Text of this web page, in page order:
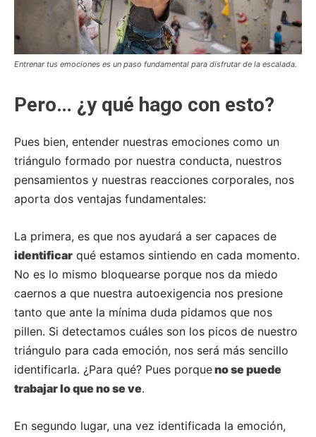
Entrenar tus emociones es un paso fundamental para disfrutar de la escalada.
Pero… ¿y qué hago con esto?
Pues bien, entender nuestras emociones como un
triángulo formado por nuestra conducta, nuestros
pensamientos y nuestras reacciones corporales, nos
aporta dos ventajas fundamentales:
La primera, es que nos ayudará a ser capaces de
identificar qué estamos sintiendo en cada momento.
No es lo mismo bloquearse porque nos da miedo
caernos a que nuestra autoexigencia nos presione
tanto que ante la mínima duda pidamos que nos
pillen. Si detectamos cuáles son los picos de nuestro
triángulo para cada emoción, nos será más sencillo
identificarla. ¿Para qué? Pues porqueno se puede
trabajar lo que no se ve.
En segundo lugar, una vez identificada la emoción,